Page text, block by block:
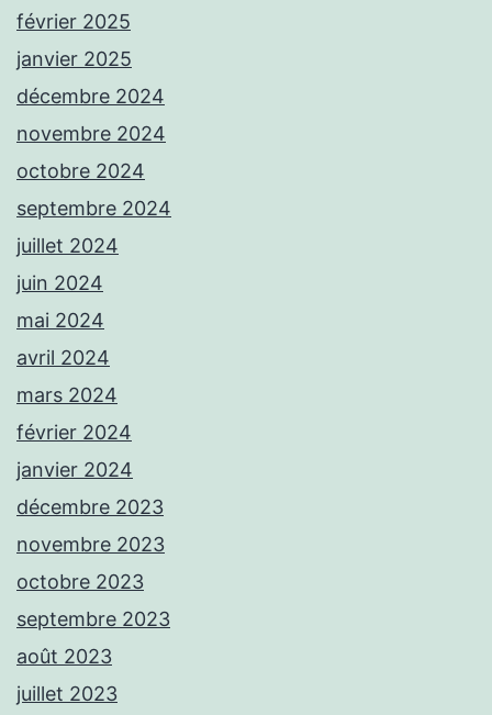
février 2025
janvier 2025
décembre 2024
novembre 2024
octobre 2024
septembre 2024
juillet 2024
juin 2024
mai 2024
avril 2024
mars 2024
février 2024
janvier 2024
décembre 2023
novembre 2023
octobre 2023
septembre 2023
août 2023
juillet 2023